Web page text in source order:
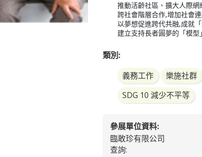
推動活齡社區、擴大人際
跨社會階層合作,增加社會
以夢想促進跨代共融,成就「
建立支持長者圓夢的「模型」
類別:
義務工作
樂施社群
SDG 10 減少不平等
參展單位資料:
臨敢珍有限公司
查詢: